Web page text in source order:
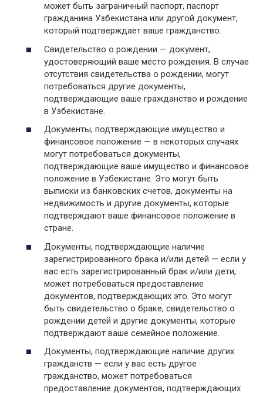
может быть заграничный паспорт, паспорт
гражданина Узбекистана или другой документ,
который подтверждает ваше гражданство.
Свидетельство о рождении — документ,
удостоверяющий ваше место рождения. В случае
отсутствия свидетельства о рождении, могут
потребоваться другие документы,
подтверждающие ваше гражданство и рождение
в Узбекистане.
Документы, подтверждающие имущество и
финансовое положение — в некоторых случаях
могут потребоваться документы,
подтверждающие ваше имущество и финансовое
положение в Узбекистане. Это могут быть
выписки из банковских счетов, документы на
недвижимость и другие документы, которые
подтверждают ваше финансовое положение в
стране.
Документы, подтверждающие наличие
зарегистрированного брака и/или детей — если у
вас есть зарегистрированный брак и/или дети,
может потребоваться предоставление
документов, подтверждающих это. Это могут
быть свидетельство о браке, свидетельство о
рождении детей и другие документы, которые
подтверждают ваше семейное положение.
Документы, подтверждающие наличие других
гражданств — если у вас есть другое
гражданство, может потребоваться
предоставление документов, подтверждающих